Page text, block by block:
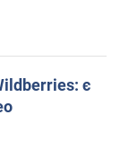
є